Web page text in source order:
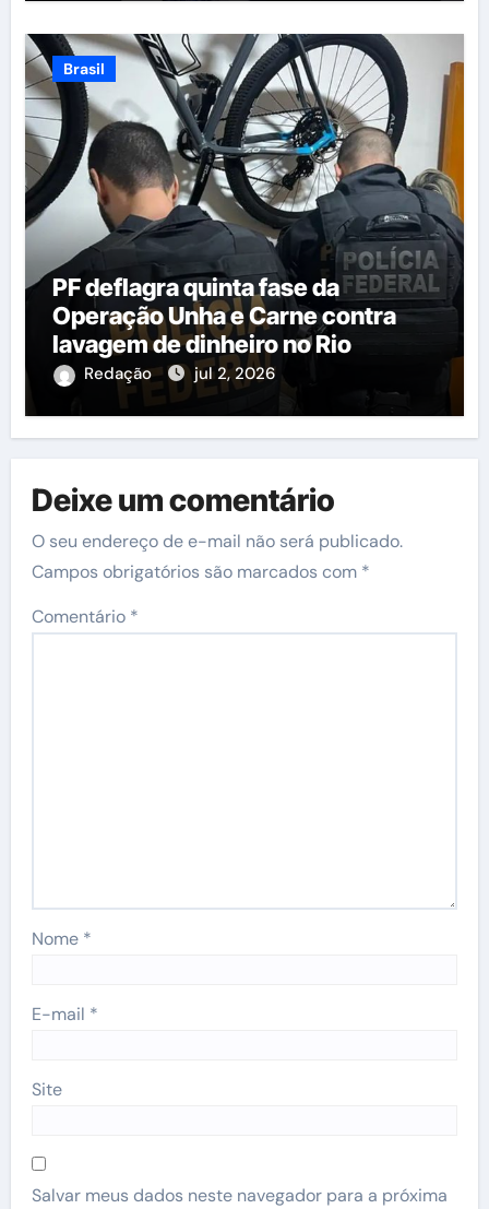
Brasil
PF deflagra quinta fase da
Operação Unha e Carne contra
lavagem de dinheiro no Rio
Redação jul 2, 2026
Deixe um comentário
O seu endereço de e-mail não será publicado.
Campos obrigatórios são marcados com *
Comentário *
Nome *
E-mail *
Site
Salvar meus dados neste navegador para a próxima